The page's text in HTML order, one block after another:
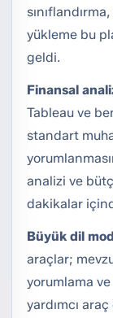
yükleme bu
geldi.
Finansal
Tableau ve
standart
analizi ve
dakikalar
Büyük dil
araçlar;
yorumlama
yardımcı